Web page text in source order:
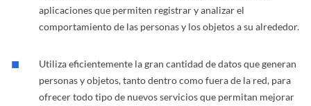
aplicaciones que permiten registrar y analizar el
comportamiento de las personas y los objetos a su alrededor.
Utiliza eficientemente la gran cantidad de datos que generan
personas y objetos, tanto dentro como fuera de la red, para
ofrecer todo tipo de nuevos servicios que permitan mejorar